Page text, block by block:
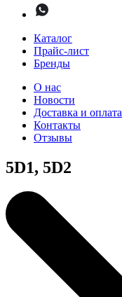
Каталог
Прайс-лист
Бренды
О нас
Новости
Доставка и оплата
Контакты
Отзывы
5D1, 5D2